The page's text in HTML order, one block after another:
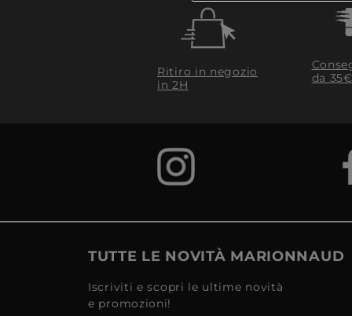
Ritiro in negozio
in 2H
da
TUTTE LE NOVITÀ MARIONNAUD
Iscriviti e scopri le ultime novità
e promozioni!